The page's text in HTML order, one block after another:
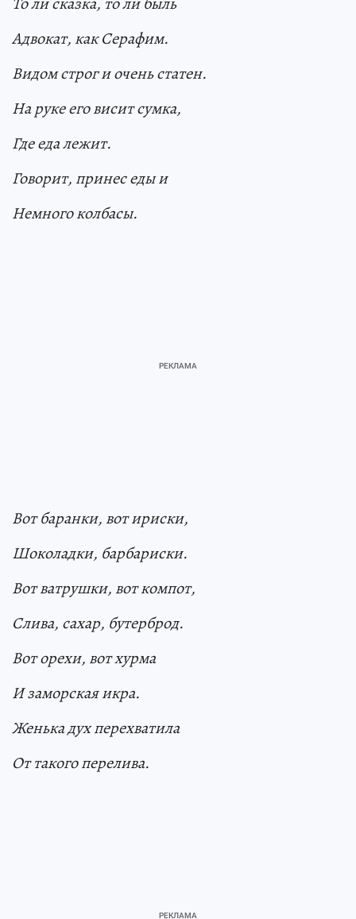
Адвокат, как Серафим.
Видом строг и очень статен.
На руке его висит сумка,
Где еда лежит.
Говорит, принес еды и
Немного колбасы.
Вот баранки, вот ириски,
Шоколадки, барбариски.
Вот ватрушки, вот компот,
Слива, сахар, бутерброд.
Вот орехи, вот хурма
И заморская икра.
Женька дух перехватила
От такого перелива.